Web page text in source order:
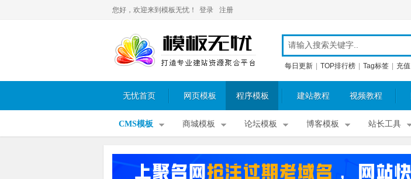
您好，欢迎来到模板无忧！ 登录 注册
每日更新 TOP排行榜 Tag标签 充值
无忧首页 网页模板 程序模板 建站教程 视频教程
CMS模板 商城模板 论坛模板 博客模板 站长工具